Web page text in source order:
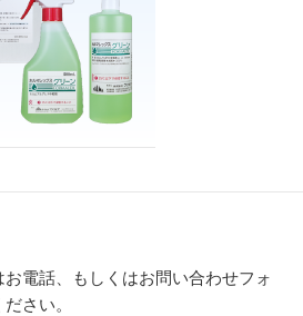
電話、もしくはお問い合わせフォ
さい。